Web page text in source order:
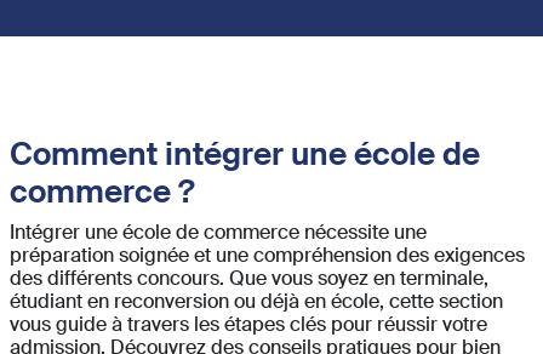
Comment intégrer une école de
commerce ?
Intégrer une école de commerce nécessite une
préparation soignée et une compréhension des exigences
des différents concours. Que vous soyez en terminale,
étudiant en reconversion ou déjà en école, cette section
vous guide à travers les étapes clés pour réussir votre
admission. Découvrez des conseils pratiques pour bien